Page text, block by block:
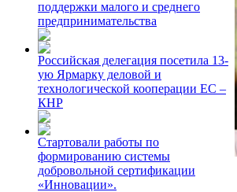
поддержки малого и среднего
предпринимательства
Российская делегация посетила 13-
ую Ярмарку деловой и
технологической кооперации ЕС –
КНР
Стартовали работы по
формированию системы
добровольной сертификации
«Инновации».